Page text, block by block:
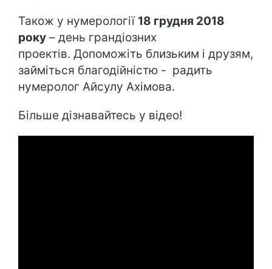
Також у нумерології 18 грудня 2018
року – день грандіозних
проектів. Допоможіть близьким і друзям,
займіться благодійністю - радить
нумеролог Айсулу Ахімова.
Більше дізнавайтесь у відео!